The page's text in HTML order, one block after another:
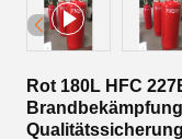
Rot 180L HFC